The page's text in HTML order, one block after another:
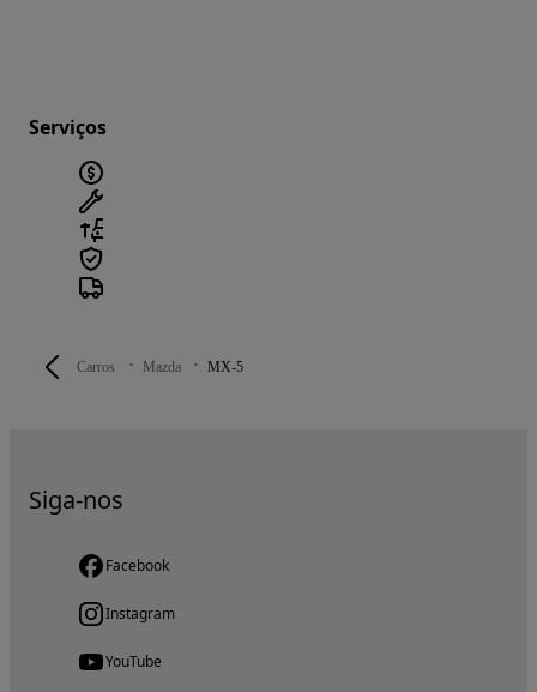
Carros Mazda MX-5
Serviços
Siga-nos
Facebook
Instagram
YouTube